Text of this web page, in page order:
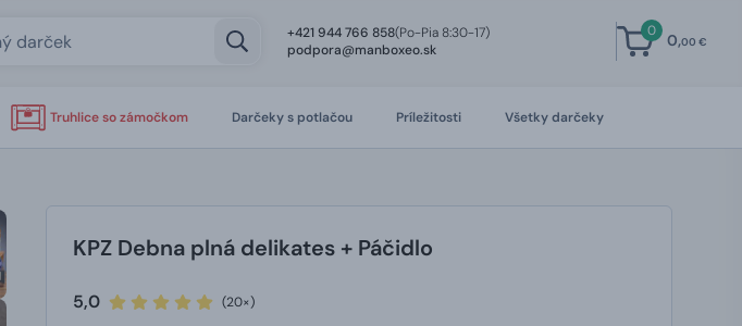
+421 944 766 858(Po-Pia 8:30-17)
podpora@manboxeo.sk
0 0,00 €
Truhlice so zámočkom Darčeky s potlačou Príležitosti Všetky darčeky
KPZ Debna plná delikates + Páčidlo
5,0 (20×)